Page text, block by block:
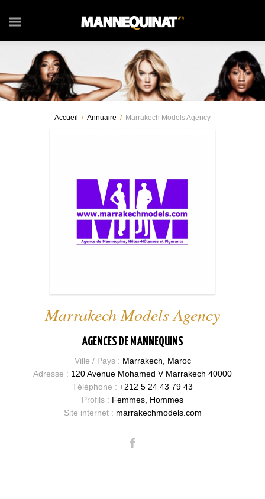
Accueil / Annuaire / Marrakech Models Agency
Marrakech Models Agency
AGENCES DE MANNEQUINS
Ville / Pays : Marrakech, Maroc
Adresse : 120 Avenue Mohamed V Marrakech 40000
Téléphone : +212 5 24 43 79 43
Profils : Femmes, Hommes
Site internet : marrakechmodels.com